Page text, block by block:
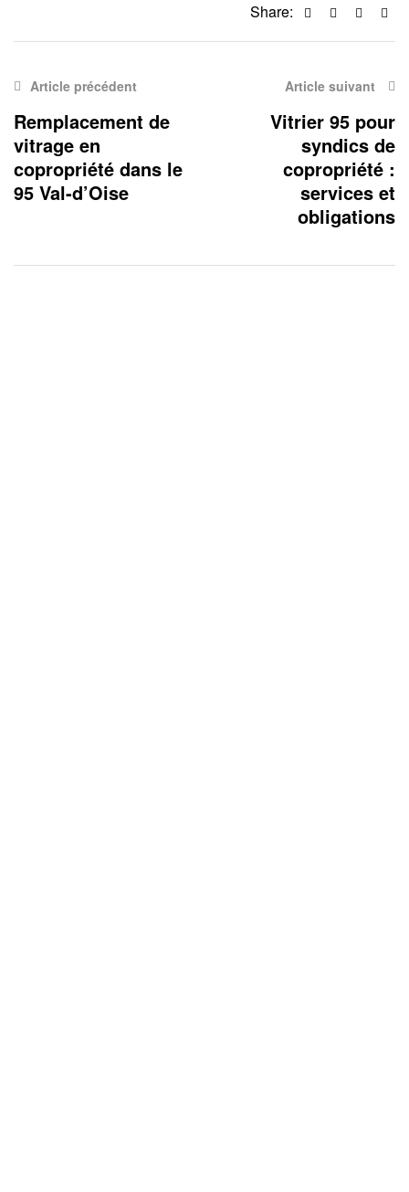
Share: Facebook
Twitter
Article précédent
Remplacement de
vitrage en
copropriété dans le
95 Val-d’Oise
Article suivant
Vitrier 95 pour
syndics de
copropriété :
services et
obligations